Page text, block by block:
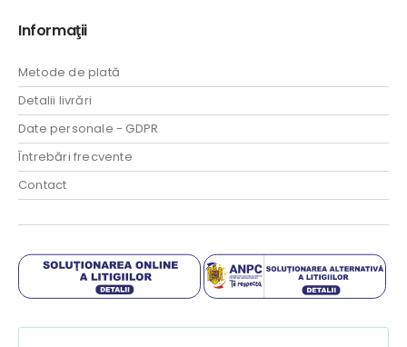
Informaţii
Metode de plată
Detalii livrări
Date personale - GDPR
Întrebări frecvente
Contact